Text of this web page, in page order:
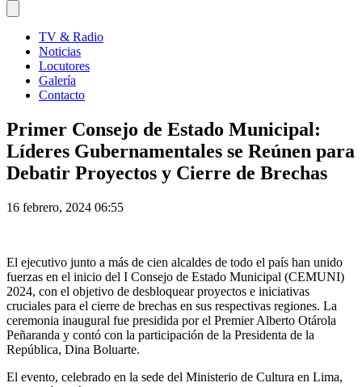
TV & Radio
Noticias
Locutores
Galería
Contacto
Primer Consejo de Estado Municipal:
Líderes Gubernamentales se Reúnen para
Debatir Proyectos y Cierre de Brechas
16 febrero, 2024 06:55
El ejecutivo junto a más de cien alcaldes de todo el país han unido
fuerzas en el inicio del I Consejo de Estado Municipal (CEMUNI)
2024, con el objetivo de desbloquear proyectos e iniciativas
cruciales para el cierre de brechas en sus respectivas regiones. La
ceremonia inaugural fue presidida por el Premier Alberto Otárola
Peñaranda y contó con la participación de la Presidenta de la
República, Dina Boluarte.
El evento, celebrado en la sede del Ministerio de Cultura en Lima,